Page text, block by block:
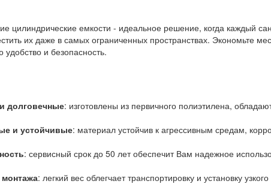
цилиндрические емкости - идеальное решение, когда каждый
их даже в самых ограниченных пространствах. Экономьте
удобство и безопасность.
долговечные: изготовлены из первичного полиэтилена,
и устойчивые: материал устойчив к агрессивным средам,
: сервисный срок до 50 лет обеспечит Вам надежное
: легкий вес облегчает транспортировку и установку